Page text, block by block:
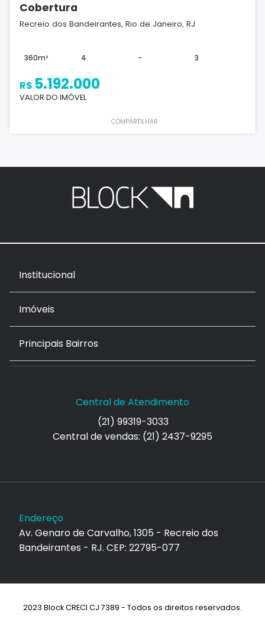
Cobertura
Recreio dos Bandeirantes, Rio de Janeiro, RJ
360m² 4 - 3
R$ 5.192.000
VALOR DO IMÓVEL
COMPARTILHAR
Institucional
Imóveis
Principais Bairros
Central de Atendimento
(21) 99319-3033
Central de vendas: (21) 2437-9295
Endereço
Av. Genaro de Carvalho, 1305 - Recreio dos
Bandeirantes - RJ. CEP: 22795-077
2023 Block CRECI CJ 7389 - Todos os direitos reservados.